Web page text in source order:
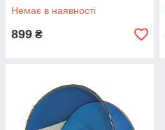
Немає в наявності
899 ₴